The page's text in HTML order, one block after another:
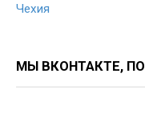
Чехия
МЫ ВКОНТАКТЕ,